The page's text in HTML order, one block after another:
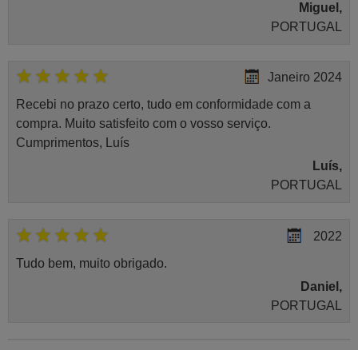
Miguel,
PORTUGAL
Janeiro 2024
Recebi no prazo certo, tudo em conformidade com a
compra. Muito satisfeito com o vosso serviço.
Cumprimentos, Luís
Luís,
PORTUGAL
2022
Tudo bem, muito obrigado.
Daniel,
PORTUGAL